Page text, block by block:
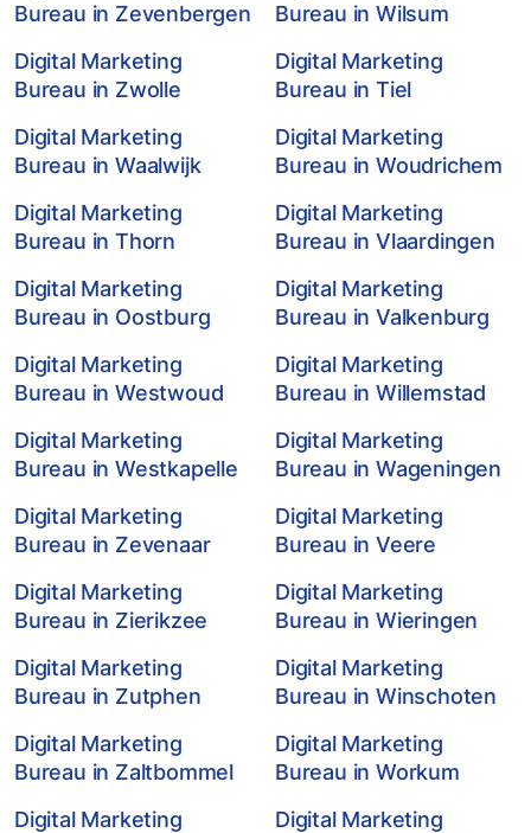
Bureau in Zevenbergen
Bureau in Wilsum
Digital Marketing
Bureau in Zwolle
Digital Marketing
Bureau in Tiel
Digital Marketing
Bureau in Waalwijk
Digital Marketing
Bureau in Woudrichem
Digital Marketing
Bureau in Thorn
Digital Marketing
Bureau in Vlaardingen
Digital Marketing
Bureau in Oostburg
Digital Marketing
Bureau in Valkenburg
Digital Marketing
Bureau in Westwoud
Digital Marketing
Bureau in Willemstad
Digital Marketing
Bureau in Westkapelle
Digital Marketing
Bureau in Wageningen
Digital Marketing
Bureau in Zevenaar
Digital Marketing
Bureau in Veere
Digital Marketing
Bureau in Zierikzee
Digital Marketing
Bureau in Wieringen
Digital Marketing
Bureau in Zutphen
Digital Marketing
Bureau in Winschoten
Digital Marketing
Bureau in Zaltbommel
Digital Marketing
Bureau in Workum
Digital Marketing
Digital Marketing